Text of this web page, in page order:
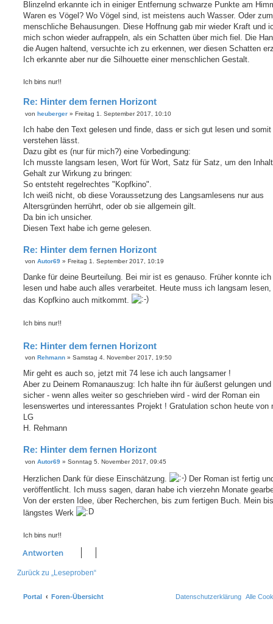
Blinzelnd erkannte ich in einiger Entfernung schwarze Punkte am
Waren es Vögel? Wo Vögel sind, ist meistens auch Wasser. Oder
menschliche Behausungen. Diese Hoffnung gab mir wieder Kraft und
mich schon wieder aufrappeln, als ein Schatten über mich fiel. Die
die Augen haltend, versuchte ich zu erkennen, wer diesen Schatten
Ich erkannte aber nur die Silhouette einer menschlichen Gestalt.
Ich bins nur!!
Re: Hinter dem fernen Horizont
e
t
r
a
g
von heuberger » Freitag 1. September 2017, 10:10
Ich habe den Text gelesen und finde, dass er sich gut lesen und somit
verstehen lässt.
Dazu gibt es (nur für mich?) eine Vorbedingung:
Ich musste langsam lesen, Wort für Wort, Satz für Satz, um den
Gehalt zur Wirkung zu bringen:
So entsteht regelrechtes "Kopfkino".
Ich weiß nicht, ob diese Voraussetzung des Langsamlesens nur aus
Altersgründen herrührt, oder ob sie allgemein gilt.
Da bin ich unsicher.
Diesen Text habe ich gerne gelesen.
Re: Hinter dem fernen Horizont
e
a
von Autor69 » Freitag 1. September 2017, 10:19
Danke für deine Beurteilung. Bei mir ist es genauso. Früher konnte
lesen und habe auch alles verarbeitet. Heute muss ich langsam
das Kopfkino auch mitkommt.
Ich bins nur!!
Re: Hinter dem fernen Horizont
e
t
a
g
von Rehmann » Samstag 4. November 2017, 19:50
Mir geht es auch so, jetzt mit 74 lese ich auch langsamer !
Aber zu Deinem Romanauszug: Ich halte ihn für äußerst gelungen und
sicher - wenn alles weiter so geschrieben wird - wird der Roman ein
lesenswertes und interessantes Projekt ! Gratulation schon heute von
LG
H. Rehmann
Re: Hinter dem fernen Horizont
t
a
g
von Autor69 » Sonntag 5. November 2017, 09:45
Herzlichen Dank für diese Einschätzung.
Der Roman ist fertig
veröffentlicht. Ich muss sagen, daran habe ich vierzehn Monate
Von der ersten Idee, über Recherchen, bis zum fertigen Buch. Mein
längstes Werk
Ich bins nur!!
Antworten
Zurück zu „Leseproben“
Portal Foren-Übersicht Alle
Datenschutzerklärung